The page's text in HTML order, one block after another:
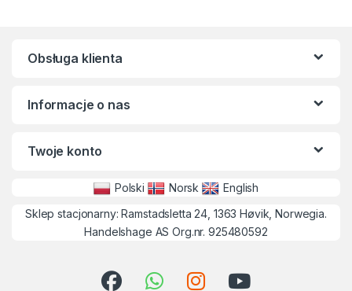
Obsługa klienta
Informacje o nas
Twoje konto
Polski Norsk
English
Sklep stacjonarny: Ramstadsletta 24, 1363 Høvik, Norwegia.
Handelshage AS Org.nr. 925480592